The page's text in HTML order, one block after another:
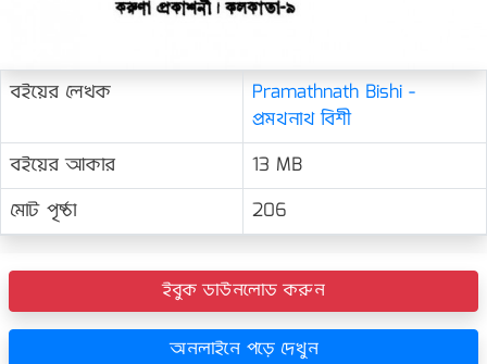
বইয়ের লেখক
Pramathnath Bishi -
প্রমথনাথ বিশী
বইয়ের আকার
13 MB
মোট পৃষ্ঠা
206
ইবুক ডাউনলোড করুন
অনলাইনে পড়ে দেখুন